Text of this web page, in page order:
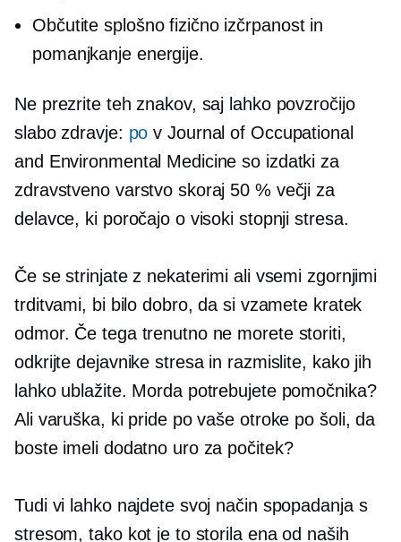
Občutite splošno fizično izčrpanost in
pomanjkanje energije.
Ne prezrite teh znakov, saj lahko povzročijo
slabo zdravje: po v Journal of Occupational
and Environmental Medicine so izdatki za
zdravstveno varstvo skoraj 50 % večji za
delavce, ki poročajo o visoki stopnji stresa.
Če se strinjate z nekaterimi ali vsemi zgornjimi
trditvami, bi bilo dobro, da si vzamete kratek
odmor. Če tega trenutno ne morete storiti,
odkrijte dejavnike stresa in razmislite, kako jih
lahko ublažite. Morda potrebujete pomočnika?
Ali varuška, ki pride po vaše otroke po šoli, da
boste imeli dodatno uro za počitek?
Tudi vi lahko najdete svoj način spopadanja s
stresom, tako kot je to storila ena od naših